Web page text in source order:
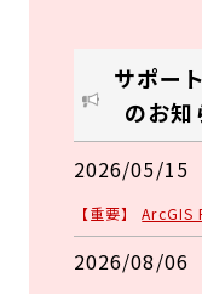
サポー
のお知
2026/05/15
【重要】 ArcGIS
2026/08/06